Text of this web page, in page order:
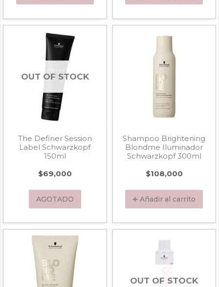
OUT OF STOCK
The Definer Session
Label Schwarzkopf
150ml
$69,000
AGOTADO
Shampoo Brightening
Blondme Iluminador
Schwarzkopf 300ml
$108,000
➕ Añadir al carrito
OUT OF STOCK